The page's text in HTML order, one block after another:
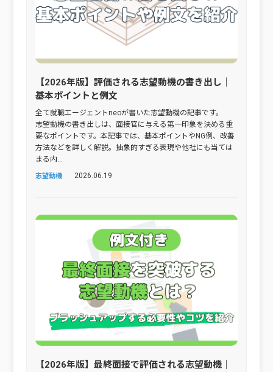
【2026年版】評価される志望動機の書き出し｜
基本ポイントと例文
全て就職エージェントneoが書いた志望動機の記事です。
志望動機の書き出しは、面接官に与える第一印象を決める重
要なポイントです。本記事では、基本ポイントやNG例、改善
方法などを詳しく解説。抽象的すぎる表現や他社にも当ては
まる内...
志望動機 2026.06.19
【2026年版】最終面接で評価される志望動機｜